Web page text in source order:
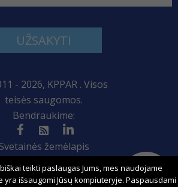
UŽSAKYTI
- 2026, KPPAR . Visos
teisės saugomos.
Bendraukime:
Svetainės žemėlapis
teikti paslaugas Jums, mes naudojame
yra išsaugomi Jūsų kompiuteryje. Paspausdami